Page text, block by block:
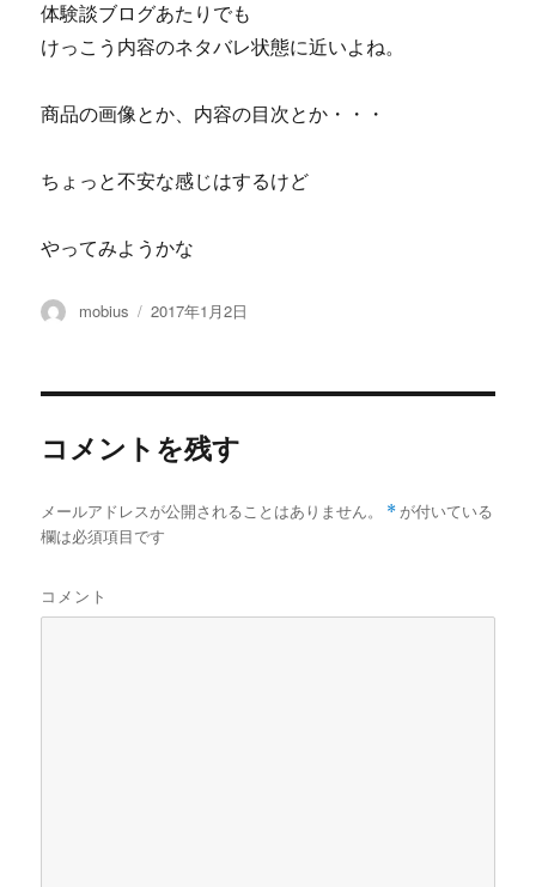
体験談ブログあたりでも
けっこう内容のネタバレ状態に近いよね。
商品の画像とか、内容の目次とか・・・
ちょっと不安な感じはするけど
やってみようかな
投
mobius
投
2017年1月2日
コメントを残す
メールアドレスが公開されることはありません。 * が付いている
欄は必須項目です
コメント